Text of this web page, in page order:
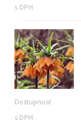
s DPH
Dostupnosť
s DPH